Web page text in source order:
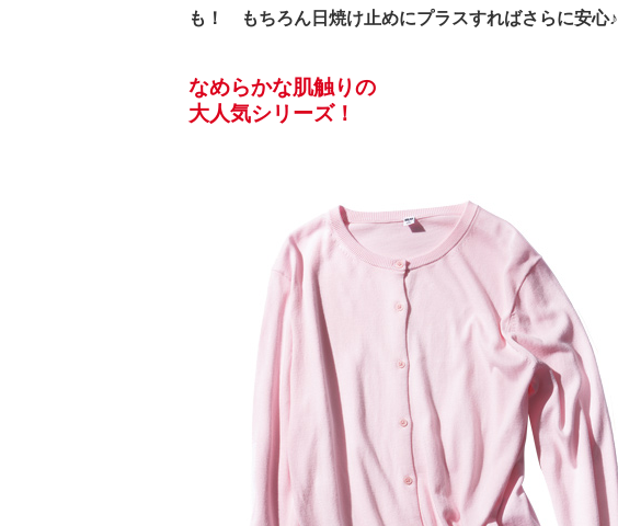
も！ もちろん日焼け止めにプラスすればさらに安心♪
なめらかな肌触りの
大人気シリーズ！